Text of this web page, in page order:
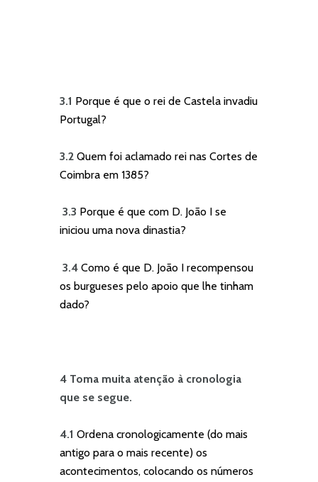
3.1 Porque é que o rei de Castela invadiu
Portugal?
3.2 Quem foi aclamado rei nas Cortes de
Coimbra em 1385?
3.3 Porque é que com D. João I se
iniciou uma nova dinastia?
3.4 Como é que D. João I recompensou
os burgueses pelo apoio que lhe tinham
dado?
4 Toma muita atenção à cronologia
que se segue.
4.1 Ordena cronologicamente (do mais
antigo para o mais recente) os
acontecimentos, colocando os números